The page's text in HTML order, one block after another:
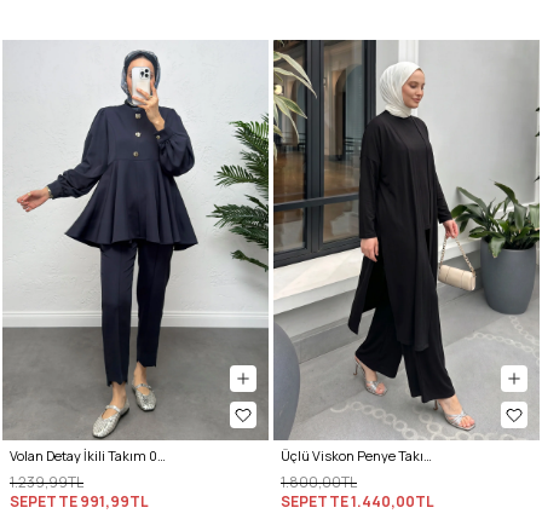
Volan Detay İkili Takım 0071 - LACİVERT
1.239,99TL
SEPETTE991,99TL
Üçlü Viskon Penye Takım 13205 - SİYAH
1.800,00TL
SEPETTE1.440,00TL